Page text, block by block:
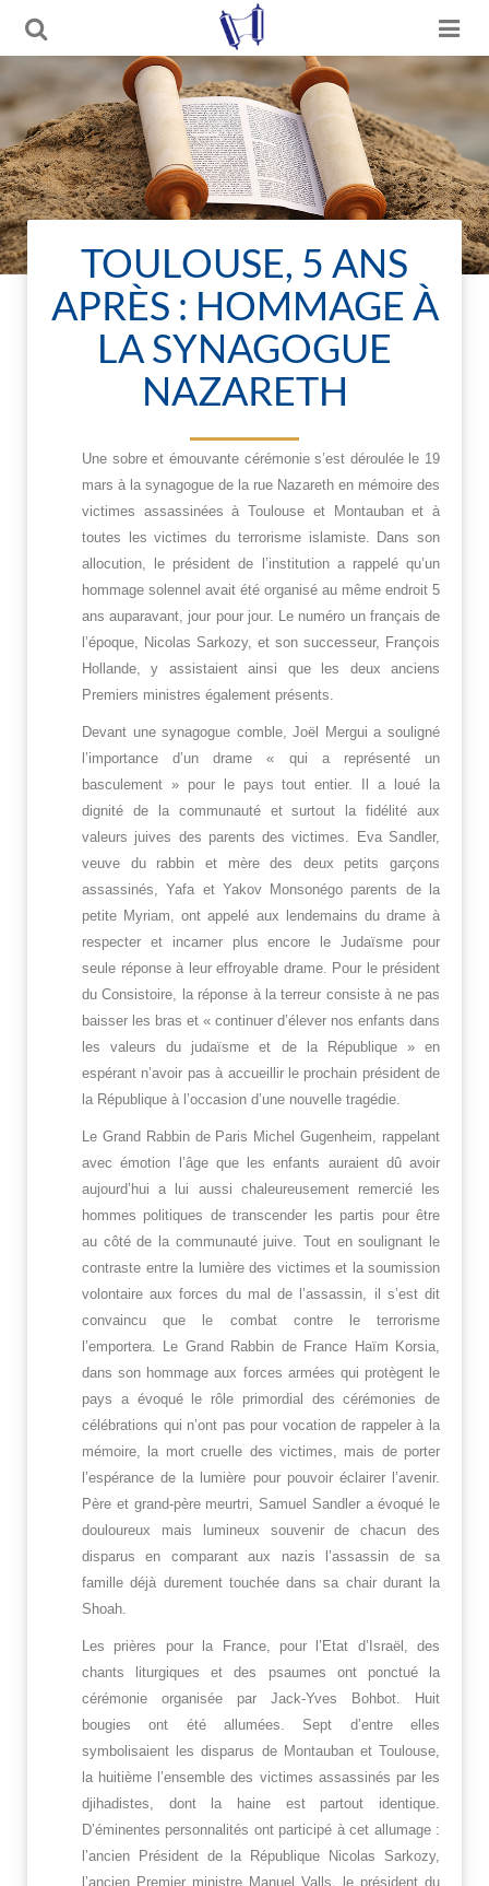
TOULOUSE, 5 ANS
APRÈS : HOMMAGE À
LA SYNAGOGUE
NAZARETH
Une sobre et émouvante cérémonie s’est déroulée le 19
mars à la synagogue de la rue Nazareth en mémoire des
victimes assassinées à Toulouse et Montauban et à
toutes les victimes du terrorisme islamiste. Dans son
allocution, le président de l’institution a rappelé qu’un
hommage solennel avait été organisé au même endroit 5
ans auparavant, jour pour jour. Le numéro un français de
l’époque, Nicolas Sarkozy, et son successeur, François
Hollande, y assistaient ainsi que les deux anciens
Premiers ministres également présents.
Devant une synagogue comble, Joël Mergui a souligné
l’importance d’un drame « qui a représenté un
basculement » pour le pays tout entier. Il a loué la
dignité de la communauté et surtout la fidélité aux
valeurs juives des parents des victimes. Eva Sandler,
veuve du rabbin et mère des deux petits garçons
assassinés, Yafa et Yakov Monsonégo parents de la
petite Myriam, ont appelé aux lendemains du drame à
respecter et incarner plus encore le Judaïsme pour
seule réponse à leur effroyable drame. Pour le président
du Consistoire, la réponse à la terreur consiste à ne pas
baisser les bras et « continuer d’élever nos enfants dans
les valeurs du judaïsme et de la République » en
espérant n’avoir pas à accueillir le prochain président de
la République à l’occasion d’une nouvelle tragédie.
Le Grand Rabbin de Paris Michel Gugenheim, rappelant
avec émotion l’âge que les enfants auraient dû avoir
aujourd’hui a lui aussi chaleureusement remercié les
hommes politiques de transcender les partis pour être
au côté de la communauté juive. Tout en soulignant le
contraste entre la lumière des victimes et la soumission
volontaire aux forces du mal de l’assassin, il s’est dit
convaincu que le combat contre le terrorisme
l’emportera. Le Grand Rabbin de France Haïm Korsia,
dans son hommage aux forces armées qui protègent le
pays a évoqué le rôle primordial des cérémonies de
célébrations qui n’ont pas pour vocation de rappeler à la
mémoire, la mort cruelle des victimes, mais de porter
l’espérance de la lumière pour pouvoir éclairer l’avenir.
Père et grand-père meurtri, Samuel Sandler a évoqué le
douloureux mais lumineux souvenir de chacun des
disparus en comparant aux nazis l’assassin de sa
famille déjà durement touchée dans sa chair durant la
Shoah.
Les prières pour la France, pour l’Etat d’Israël, des
chants liturgiques et des psaumes ont ponctué la
cérémonie organisée par Jack-Yves Bohbot. Huit
bougies ont été allumées. Sept d’entre elles
symbolisaient les disparus de Montauban et Toulouse,
la huitième l’ensemble des victimes assassinés par les
djihadistes, dont la haine est partout identique.
D’éminentes personnalités ont participé à cet allumage :
l’ancien Président de la République Nicolas Sarkozy,
l’ancien Premier ministre Manuel Valls, le président du